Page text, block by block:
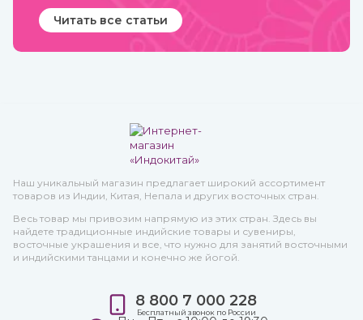
Читать все статьи
Наш уникальный магазин предлагает широкий ассортимент
товаров из Индии, Китая, Непала и других восточных стран.
Весь товар мы привозим напрямую из этих стран. Здесь вы
найдете традиционные индийские товары и сувениры,
восточные украшения и все, что нужно для занятий восточными
и индийскими танцами и конечно же йогой.
8 800 7 000 228
Бесплатный звонок по России